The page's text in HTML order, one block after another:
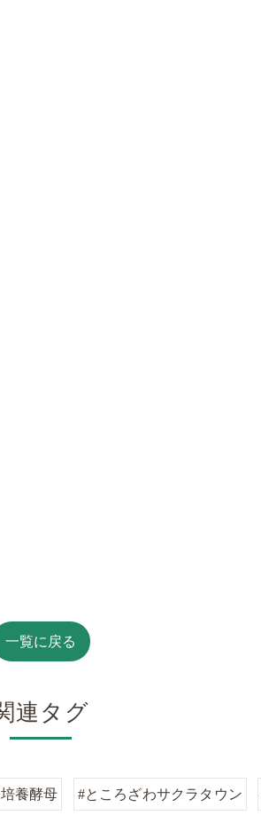
一覧に戻る
連タグ
養酵母 #ところざわサクラタウン